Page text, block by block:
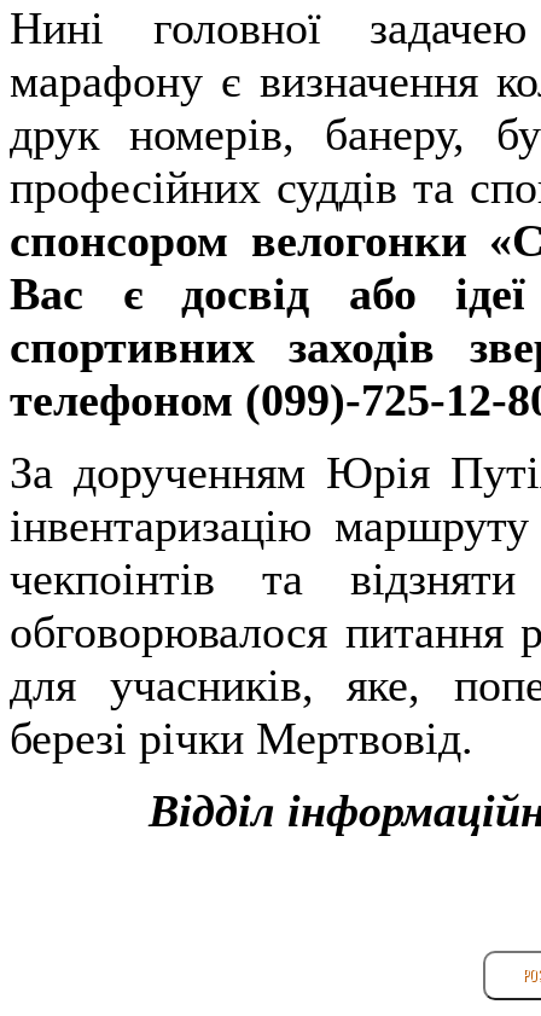
Нині головної
марафону є визначення
друк номерів, банеру,
професійних суддів та
спонсором велогонки
Вас є досвід або
спортивних заходів
телефоном (099)-725-12-
За дорученням Юрія
інвентаризацію
чекпоінтів та
обговорювалося питання
для учасників, яке,
березі річки Мертвовід.
Відділ